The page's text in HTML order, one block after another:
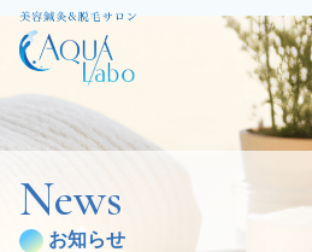
News
お知らせ